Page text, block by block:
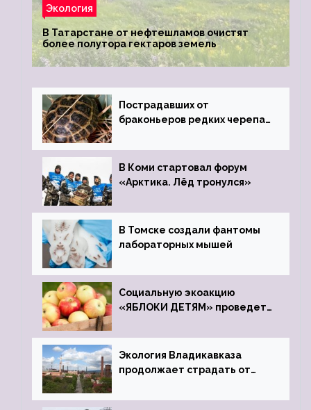
Экология
В Татарстане от нефтешламов очистят
более полутора гектаров земель
Пострадавших от
браконьеров редких черепах
зоопарк
В Коми стартовал форум
«Арктика. Лёд тронулся»
В Томске создали фантомы
лабораторных мышей
Социальную экоакцию
«ЯБЛОКИ ДЕТЯМ» проведет
Экология Владикавказа
продолжает страдать от